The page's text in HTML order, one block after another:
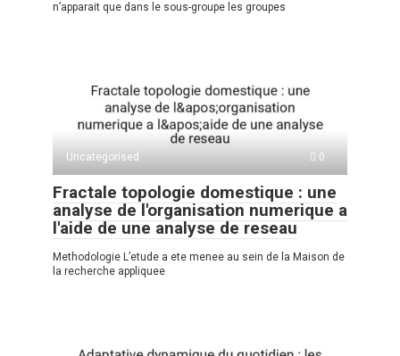
n’apparait que dans le sous-groupe les groupes
Uncategorised 0
Fractale topologie domestique : une
analyse de l'organisation numerique a
l'aide de une analyse de reseau
Methodologie L’etude a ete menee au sein de la Maison de
la recherche appliquee